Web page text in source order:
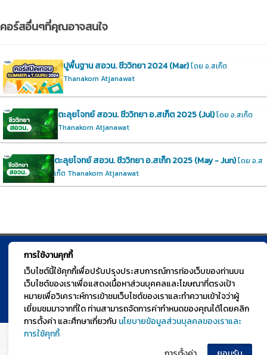
คอร์สอื่นๆที่คุณอาจสนใจ
ปูพื้นฐาน สอวน. ชีววิทยา 2024 (Mar)โดย อ.สเก็ต
Thanakorn Atjanawat
ตะลุยโจทย์ สอวน. ชีววิทยา อ.สเก็ต 2025 (Jul)โดย อ.สเก็ต
Thanakorn Atjanawat
ตะลุยโจทย์ สอวน. ชีววิทยา อ.สเก็ท 2025 (May - Jun)โดย อ.ส
เก็ต Thanakorn Atjanawat
การใช้งานคุกกี้
เว็บไซต์นี้ใช้คุกกี้เพื่อปรับปรุงประสบการณ์การท่องเว็บของท่านบน
เว็บไซต์ของเราเพื่อแสดงเนื้อหาส่วนบุคคลและโฆษณาที่ตรงเป้า
หมายเพื่อวิเคราะห์การเข้าชมเว็บไซต์ของเราและทำความเข้าใจว่าผู้
เยี่ยมชมมาจากที่ใด ท่านสามารถจัดการค่ากำหนดของคุณได้โดยคลิก
การตั้งค่า และศึกษาเกี่ยวกับ นโยบายข้อมูลส่วนบุลคลของเราและ
การใช้คุกกี้
© TGURU.online 2026 All right reserved. v1.0 Powered by Course
Square